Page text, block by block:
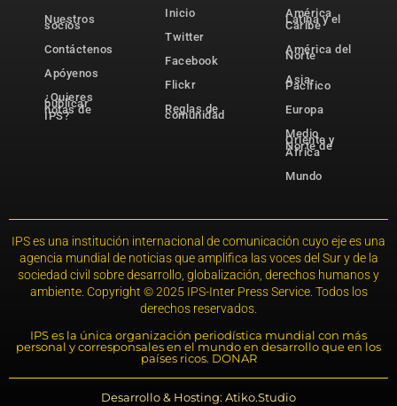
Nuestros
socios
Contáctenos
Apóyenos
¿Quieres
publicar
notas de
IPS?
Inicio
Twitter
Facebook
Flickr
Reglas de
comunidad
América
Latina y el
Caribe
América del
Norte
Asia-
Pacífico
Europa
Medio
Oriente y
Norte de
África
Mundo
IPS es una institución internacional de comunicación cuyo eje es una
agencia mundial de noticias que amplifica las voces del Sur y de la
sociedad civil sobre desarrollo, globalización, derechos humanos y
ambiente. Copyright © 2025 IPS-Inter Press Service. Todos los
derechos reservados.
IPS es la única organización periodística mundial con más
personal y corresponsales en el mundo en desarrollo que en los
países ricos. DONAR
Desarrollo & Hosting: Atiko.Studio